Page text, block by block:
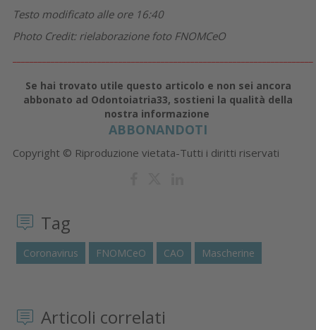
Testo modificato alle ore 16:40
Photo Credit: rielaborazione foto FNOMCeO
Se hai trovato utile questo articolo e non sei ancora
abbonato ad Odontoiatria33, sostieni la qualità della
nostra informazione
ABBONANDOTI
Copyright © Riproduzione vietata-Tutti i diritti riservati
Tag
Coronavirus FNOMCeO CAO Mascherine
Articoli correlati